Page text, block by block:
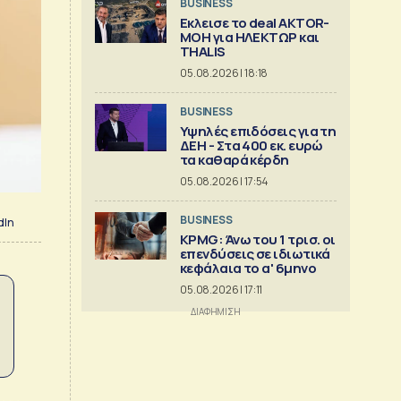
BUSINESS
Εκλεισε το deal AKTOR-
ΜΟΗ για ΗΛΕΚΤΩΡ και
THALIS
05.08.2026 | 18:18
BUSINESS
Υψηλές επιδόσεις για τη
ΔΕΗ - Στα 400 εκ. ευρώ
τα καθαρά κέρδη
05.08.2026 | 17:54
BUSINESS
KPMG: Άνω του 1 τρισ. oι
επενδύσεις σε ιδιωτικά
κεφάλαια το α' 6μηνο
05.08.2026 | 17:11